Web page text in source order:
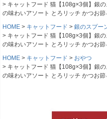
キャットフード 猫【108g×3個】銀
の味わいアソート とろリッチ かつお
HOME
キャットフード
銀のスプー
キャットフード 猫【108g×3個】銀
の味わいアソート とろリッチ かつお
HOME
キャットフード
おやつ
キャットフード 猫【108g×3個】銀
の味わいアソート とろリッチ かつお